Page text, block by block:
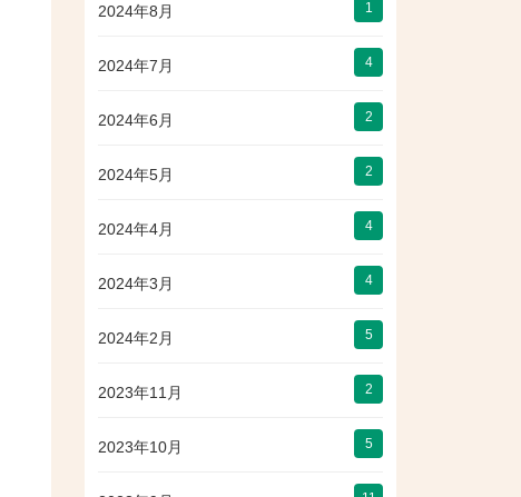
2024年8月 1
2024年7月 4
2024年6月 2
2024年5月 2
2024年4月 4
2024年3月 4
2024年2月 5
2023年11月 2
2023年10月 5